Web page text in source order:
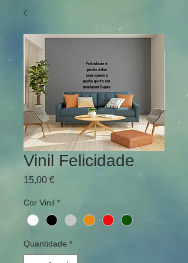
Vinil Felicidade
15,00 €Preço
Cor Vinil *
Quantidade *